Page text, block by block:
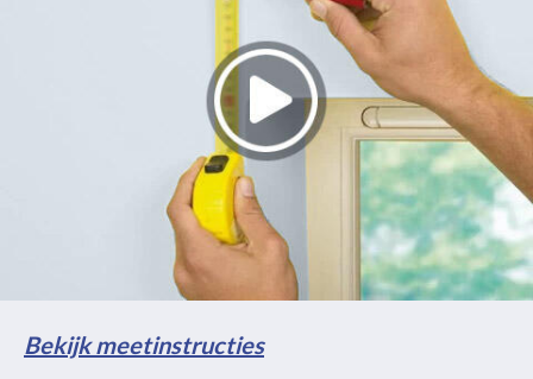
Bekijk meetinstructies